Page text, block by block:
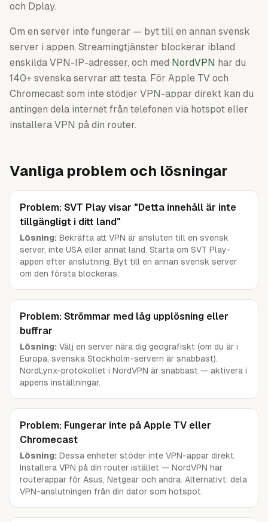
och Dplay.
Om en server inte fungerar — byt till en annan svensk
server i appen. Streamingtjänster blockerar ibland
enskilda VPN-IP-adresser, och med NordVPN har du
140+ svenska servrar att testa. För Apple TV och
Chromecast som inte stödjer VPN-appar direkt kan du
antingen dela internet från telefonen via hotspot eller
installera VPN på din router.
Vanliga problem och lösningar
Problem: SVT Play visar "Detta innehåll är inte
tillgängligt i ditt land"
Lösning: Bekräfta att VPN är ansluten till en svensk
server, inte USA eller annat land. Starta om SVT Play-
appen efter anslutning. Byt till en annan svensk server
om den första blockeras.
Problem: Strömmar med låg upplösning eller
buffrar
Lösning: Välj en server nära dig geografiskt (om du är i
Europa, svenska Stockholm-servern är snabbast).
NordLynx-protokollet i NordVPN är snabbast — aktivera i
appens inställningar.
Problem: Fungerar inte på Apple TV eller
Chromecast
Lösning: Dessa enheter stöder inte VPN-appar direkt.
Installera VPN på din router istället — NordVPN har
routerappar för Asus, Netgear och andra. Alternativt: dela
VPN-anslutningen från din dator som hotspot.